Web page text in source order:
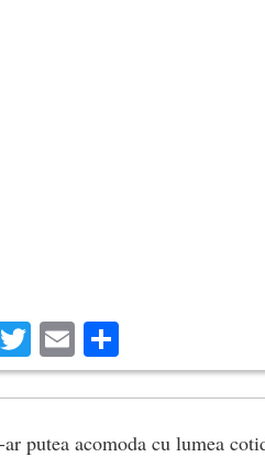
Twitter
Email
putea acomoda cu lumea